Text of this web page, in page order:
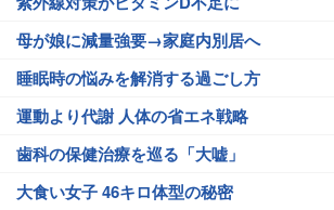
母が娘に減量強要→家庭内別居へ
睡眠時の悩みを解消する過ごし方
運動より代謝 人体の省エネ戦略
歯科の保健治療を巡る「大嘘」
大食い女子 46キロ体型の秘密